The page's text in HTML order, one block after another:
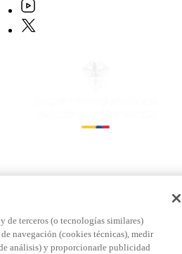
de terceros (o tecnologías similares)
navegación (cookies técnicas), medir
análisis) y proporcionarle publicidad